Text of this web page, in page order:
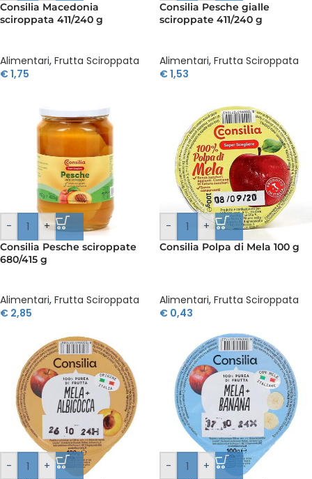
Consilia Macedonia
sciroppata 411/240 g
Alimentari, Frutta Sciroppata
€1,75
Consilia Pesche gialle
sciroppate 411/240 g
Alimentari, Frutta Sciroppata
€1,53
- +
Consilia Pesche sciroppate
680/415 g
Alimentari, Frutta Sciroppata
€ 2,85
- +
Consilia Polpa di Mela 100 g
Alimentari, Frutta Sciroppata
€ 0,43
- + - +